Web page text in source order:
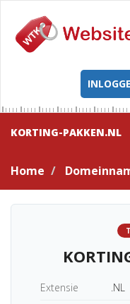
KORTING-PAKKEN.NL
Home
Extensie
.NL